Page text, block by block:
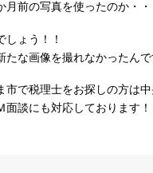
月前の写真を使ったのか・
しょう！！
たな画像を撮れなかったんで
市で税理士をお探しの方は
面談にも対応しております！